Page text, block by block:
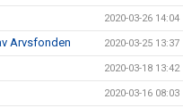
2020-03-26 14:04
Arvsfonden 2020-03-25 13:37
2020-03-18 13:42
2020-03-16 08:03